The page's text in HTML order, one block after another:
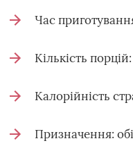
Час
Кількість
Калорійність
Призначення: